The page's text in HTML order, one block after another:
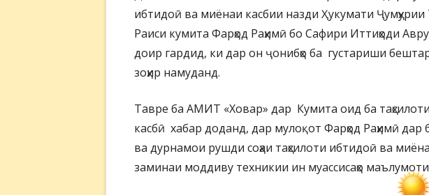
ибтидоӣ ва миёнаи касбии назди Ҳукумати
Раиси кумита Фарҳод Раҳимӣ бо Сафири Иттиҳоди
доир гардид, ки дар он ҷонибҳо ба густариши
зоҳир намуданд.
Тавре ба АМИТ «Ховар» дар Кумита оид ба
касбӣ хабар доданд, дар мулоқот Фарҳод Раҳимӣ дар
ва дурнамои рушди соҳаи таҳсилоти ибтидоӣ ва
заминаи моддиву техникии ин муассисаҳо